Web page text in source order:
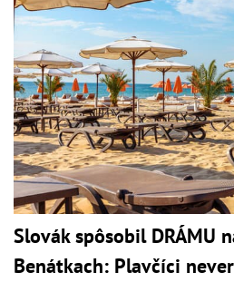
Slovák spôsobil DRÁMU
Benátkach: Plavčíci